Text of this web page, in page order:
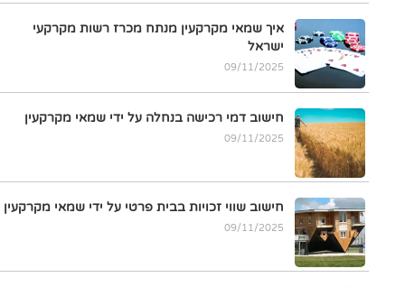
איך שמאי מקרקעין מנתח מכרז רשות מקרקעי
ישראל
09/11/2025
חישוב דמי רכישה בנחלה על ידי שמאי מקרקעין
09/11/2025
חישוב שווי זכויות בבית פרטי על ידי שמאי מקרקעין
09/11/2025